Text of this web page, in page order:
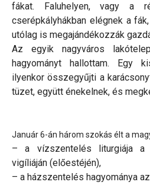
fákat. Faluhelyen, vagy a
cserépkályhákban elégnek a
utólag is megajándékozzák
Az egyik nagyváros
hagyományt hallottam. Egy
ilyenkor összegyűjti a
tüzet, együtt énekelnek, és
Január 6-án három szokás élt a
– a vízszentelés liturgiája a
vigíliáján (előestéjén),
– a házszentelés hagyománya